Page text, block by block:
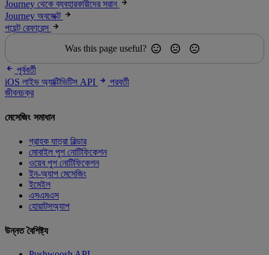
Journey থেকে ব্যবহারকারীদের সরান
Journey অবজেক্ট
পয়েন্ট রেফারেন্স
Was this page useful?
পূর্ববর্তী
iOS লাইভ অ্যাক্টিভিটিস API
পরবর্তী
জীবনচক্র
মেসেজিং সমাধান
গ্রাহক যাত্রা বিল্ডার
মোবাইল পুশ নোটিফিকেশন
ওয়েব পুশ নোটিফিকেশন
ইন-অ্যাপ মেসেজিং
ইমেইল
এসএমএস
হোয়াটসঅ্যাপ
উন্নত বৈশিষ্ট্য